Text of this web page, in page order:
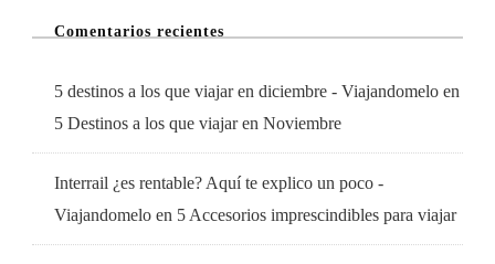
Comentarios recientes
5 destinos a los que viajar en diciembre - Viajandomelo en
5 Destinos a los que viajar en Noviembre
Interrail ¿es rentable? Aquí te explico un poco -
Viajandomelo en 5 Accesorios imprescindibles para viajar